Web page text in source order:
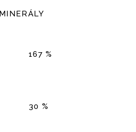
MINERÁLY
167 %
30 %